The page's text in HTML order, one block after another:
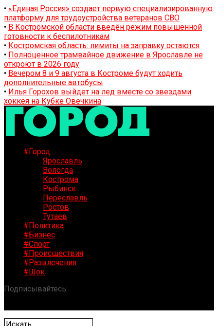
• «Единая Россия» создает первую специализированную
платформу для трудоустройства ветеранов СВО
• В Костромской области введён режим повышенной
готовности к беспилотникам
• Костромская область: лимиты на заправку остаются
• Полноценное трамвайное движение в Ярославле не
откроют в 2026 году
• Вечером 8 и 9 августа в Костроме будут ходить
дополнительные автобусы
• Илья Горохов выйдет на лед вместе со звездами
хоккея на Кубке Овечкина
#Город
Ярославль
Вологда
Кострома
Рыбинск
Переславль
Ростов
Тутаев
#Политика
#Бизнес
#Спорт
#Происшествия
#Развлечения
#Шок
Подписывайтесь: